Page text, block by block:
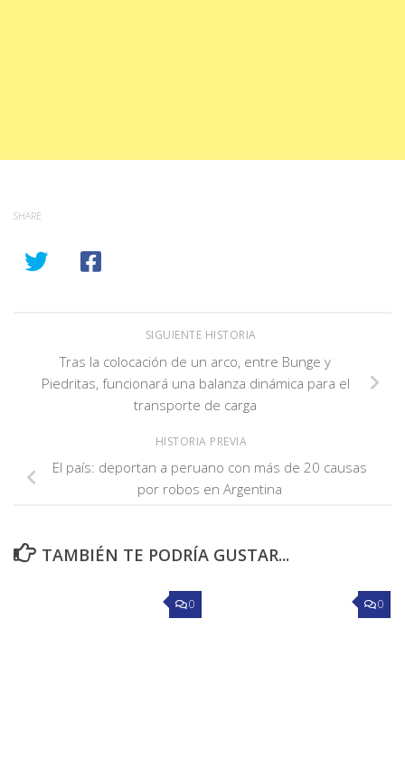
SHARE
SIGUIENTE HISTORIA
Tras la colocación de un arco, entre Bunge y
Piedritas, funcionará una balanza dinámica para el
transporte de carga
HISTORIA PREVIA
El país: deportan a peruano con más de 20 causas
por robos en Argentina
TAMBIÉN TE PODRÍA GUSTAR...
0 0